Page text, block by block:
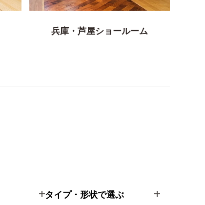
兵庫・芦屋ショールーム
タイプ・形状で選ぶ